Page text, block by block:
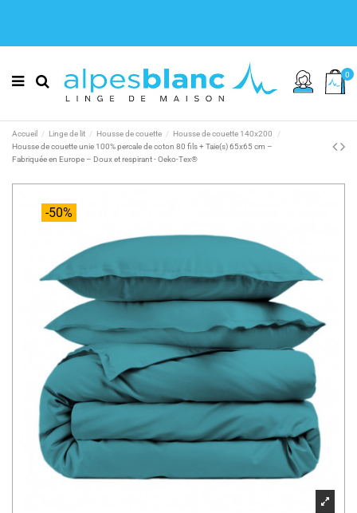
0
Accueil Linge de lit Housse de couette
Housse de couette 140x200
Housse de couette unie 100% percale de coton 80 fils + Taie(s) 65x65 cm –
Fabriquée en Europe – Doux et respirant - Oeko-Tex®
-50%